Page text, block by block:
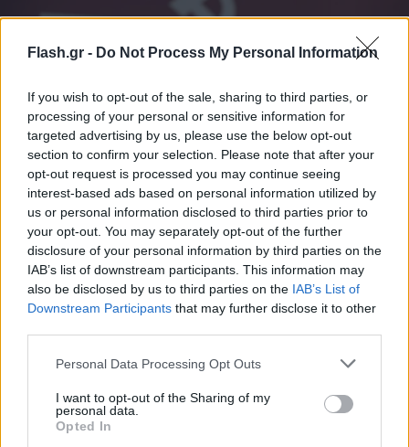
Flash.gr - Do Not Process My Personal Information
If you wish to opt-out of the sale, sharing to third parties, or
processing of your personal or sensitive information for
targeted advertising by us, please use the below opt-out
section to confirm your selection. Please note that after your
opt-out request is processed you may continue seeing
interest-based ads based on personal information utilized by
us or personal information disclosed to third parties prior to
your opt-out. You may separately opt-out of the further
disclosure of your personal information by third parties on the
IAB’s list of downstream participants. This information may
also be disclosed by us to third parties on the IAB’s List of
Downstream Participants that may further disclose it to other
Please note that this website/app uses one or more Google
not limited to your visit or usage behaviour. You may click to
grant or deny consent to Google and its third-party tags to
use your data for below specified purposes in below Google
Personal Data Processing Opt Outs
I want to opt-out of the Sharing of my
personal data.
Opted In
ΚΚΕ: «Θα καταψηφίσουμε την κυβέρνηση»
25.01.2023 17:51
Εύη